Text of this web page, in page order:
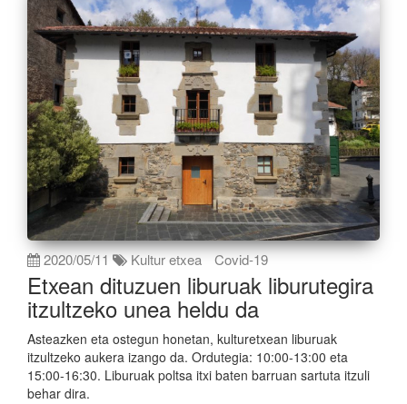
2020/05/11 Kultur etxea Covid-19
Etxean dituzuen liburuak liburutegira
itzultzeko unea heldu da
Asteazken eta ostegun honetan, kulturetxean liburuak
itzultzeko aukera izango da. Ordutegia: 10:00-13:00 eta
15:00-16:30. Liburuak poltsa itxi baten barruan sartuta itzuli
behar dira.